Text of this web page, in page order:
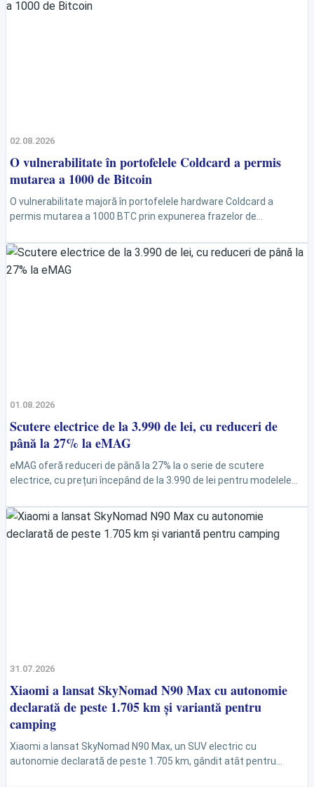
02.08.2026
O vulnerabilitate în portofelele Coldcard a permis
mutarea a 1000 de Bitcoin
O vulnerabilitate majoră în portofelele hardware Coldcard a
permis mutarea a 1000 BTC prin expunerea frazelor de
01.08.2026
Scutere electrice de la 3.990 de lei, cu reduceri de
până la 27% la eMAG
eMAG oferă reduceri de până la 27% la o serie de scutere
electrice, cu prețuri începând de la 3.990 de lei pentru modelele
31.07.2026
Xiaomi a lansat SkyNomad N90 Max cu autonomie
declarată de peste 1.705 km și variantă pentru
camping
Xiaomi a lansat SkyNomad N90 Max, un SUV electric cu
autonomie declarată de peste 1.705 km, gândit atât pentru